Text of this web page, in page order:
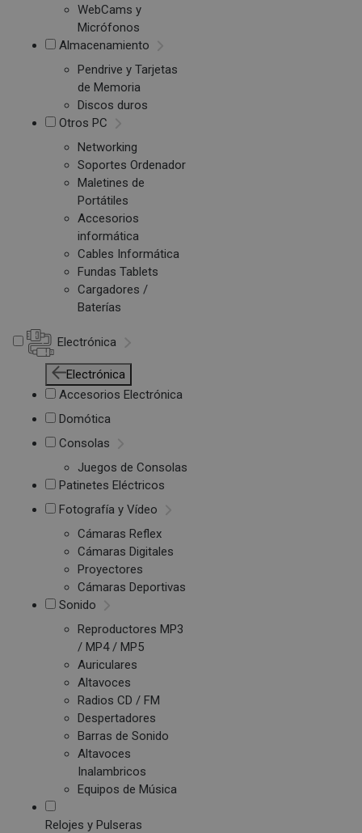
WebCams y
Micrófonos
Almacenamiento
Pendrive y Tarjetas
de Memoria
Discos duros
Otros PC
Networking
Soportes Ordenador
Maletines de
Portátiles
Accesorios
informática
Cables Informática
Fundas Tablets
Cargadores /
Baterías
Electrónica
Electrónica
Accesorios Electrónica
Domótica
Consolas
Juegos de Consolas
Patinetes Eléctricos
Fotografía y Vídeo
Cámaras Reflex
Cámaras Digitales
Proyectores
Cámaras Deportivas
Sonido
Reproductores MP3
/ MP4 / MP5
Auriculares
Altavoces
Radios CD / FM
Despertadores
Barras de Sonido
Altavoces
Inalambricos
Equipos de Música
Relojes y Pulseras